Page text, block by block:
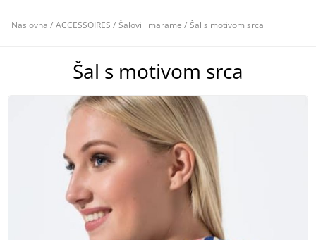
Naslovna / ACCESSOIRES / Šalovi i marame / Šal s motivom srca
Šal s motivom srca